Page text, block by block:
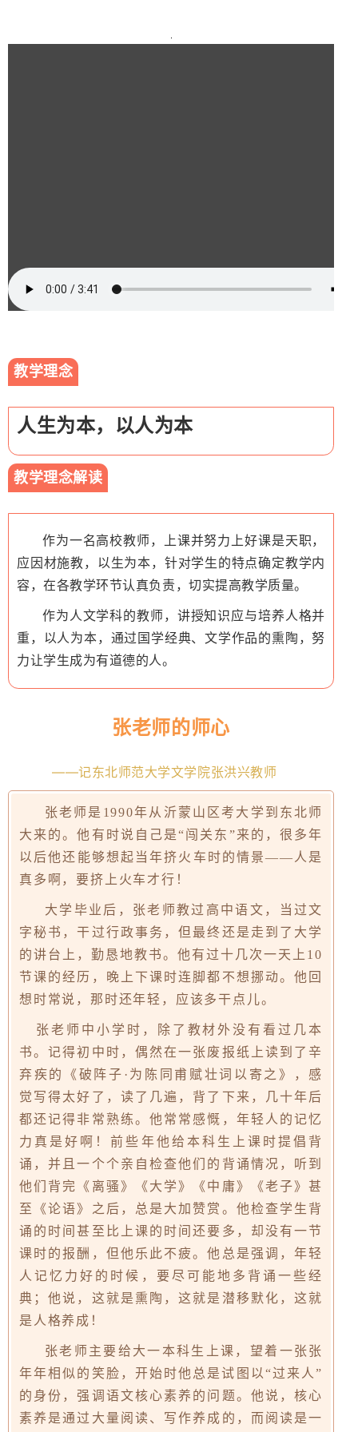
教学理念
人生为本，以人为本
教学理念解读
作为一名高校教师，上课并努力上好课是天职，
应因材施教，以生为本，针对学生的特点确定教学内
容，在各教学环节认真负责，切实提高教学质量。
作为人文学科的教师，讲授知识应与培养人格并
重，以人为本，通过国学经典、文学作品的熏陶，努
力让学生成为有道德的人。
张老师的师心
——记东北师范大学文学院张洪兴教师
张老师是1990年从沂蒙山区考大学到东北师
大来的。他有时说自己是“闯关东”来的，很多年
以后他还能够想起当年挤火车时的情景——人是
真多啊，要挤上火车才行！
大学毕业后，张老师教过高中语文，当过文
字秘书，干过行政事务，但最终还是走到了大学
的讲台上，勤恳地教书。他有过十几次一天上10
节课的经历，晚上下课时连脚都不想挪动。他回
想时常说，那时还年轻，应该多干点儿。
张老师中小学时，除了教材外没有看过几本
书。记得初中时，偶然在一张废报纸上读到了辛
弃疾的《破阵子·为陈同甫赋壮词以寄之》，感
觉写得太好了，读了几遍，背了下来，几十年后
都还记得非常熟练。他常常感慨，年轻人的记忆
力真是好啊！前些年他给本科生上课时提倡背
诵，并且一个个亲自检查他们的背诵情况，听到
他们背完《离骚》《大学》《中庸》《老子》甚
至《论语》之后，总是大加赞赏。他检查学生背
诵的时间甚至比上课的时间还要多，却没有一节
课时的报酬，但他乐此不疲。他总是强调，年轻
人记忆力好的时候，要尽可能地多背诵一些经
典；他说，这就是熏陶，这就是潜移默化，这就
是人格养成！
张老师主要给大一本科生上课，望着一张张
年年相似的笑脸，开始时他总是试图以“过来人”
的身份，强调语文核心素养的问题。他说，核心
素养是通过大量阅读、写作养成的，而阅读是一